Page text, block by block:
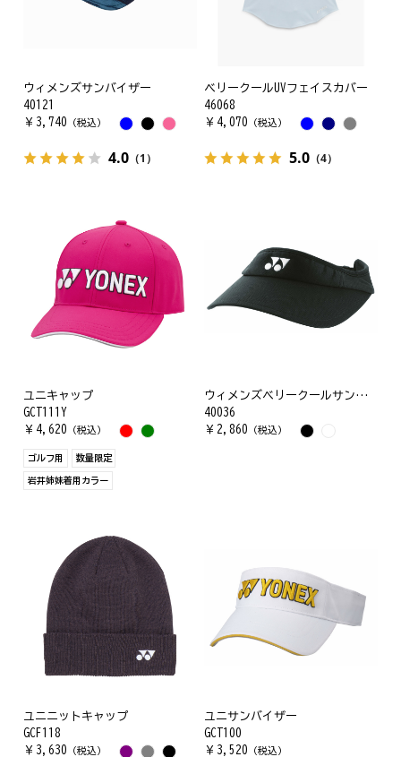
ウィメンズサンバイザー
40121
￥ 3,740 （税込）
4.0 （1）
ベリークールUVフェイスカバー
46068
￥ 4,070 （税込）
5.0（4）
ユニキャップ
GCT111Y
￥ 4,620 （税込）
ゴルフ用 数量限定
岩井姉妹着用カラー
ウィメンズベリークールサンバイザー
40036
￥ 2,860 （税込）
ユニニットキャップ
GCF118
￥ 3,630 （税込）
ユニサンバイザー
GCT100
￥ 3,520 （税込）